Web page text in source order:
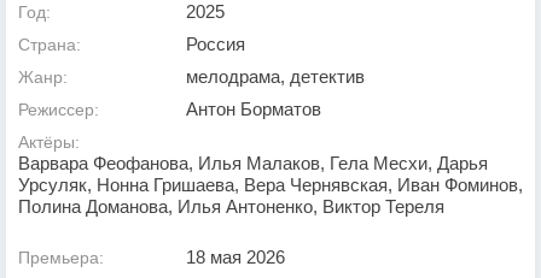
Год: 2025
Страна: Россия
Жанр: мелодрама, детектив
Режиссер: Антон Борматов
Актёры:
Варвара Феофанова, Илья Малаков, Гела Месхи, Дарья
Урсуляк, Нонна Гришаева, Вера Чернявская, Иван Фоминов,
Полина Доманова, Илья Антоненко, Виктор Тереля
Премьера: 18 мая 2026